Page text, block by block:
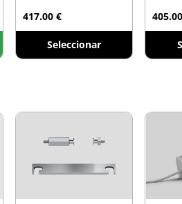
417.00 €
Seleccionar